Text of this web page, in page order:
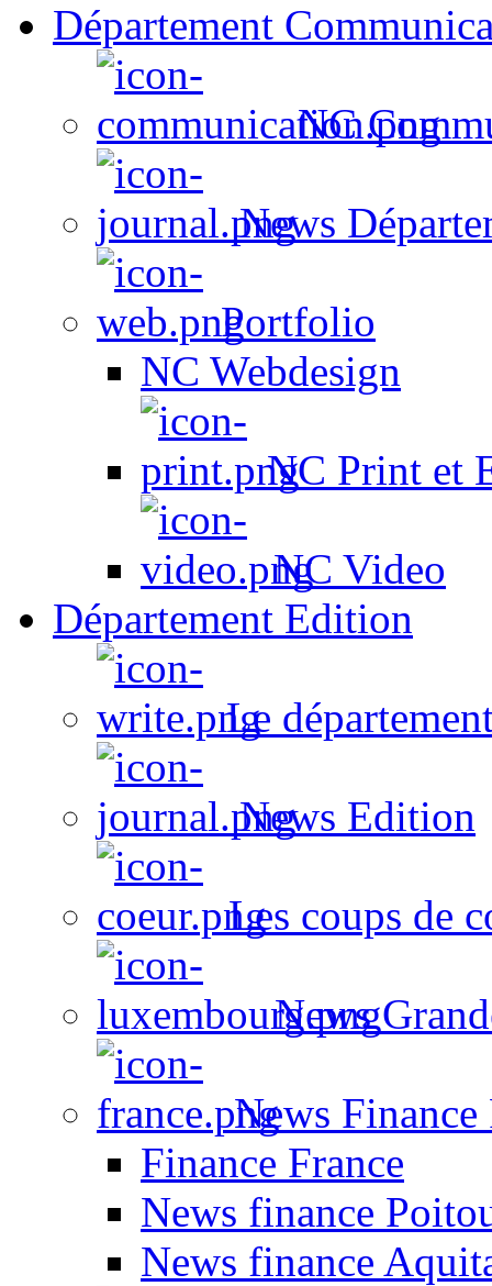
Département
NC
News
Portfolio
NC Webdesign
NC Print et
NC Video
Département Edition
Le
News Edition
Les coups de
News
News Finance
Finance France
News finance
News finance